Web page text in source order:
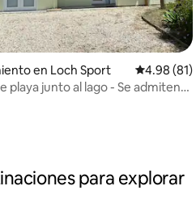
en Loch Sport
4.98 (81)
playa junto al lago - Se admiten
para explorar